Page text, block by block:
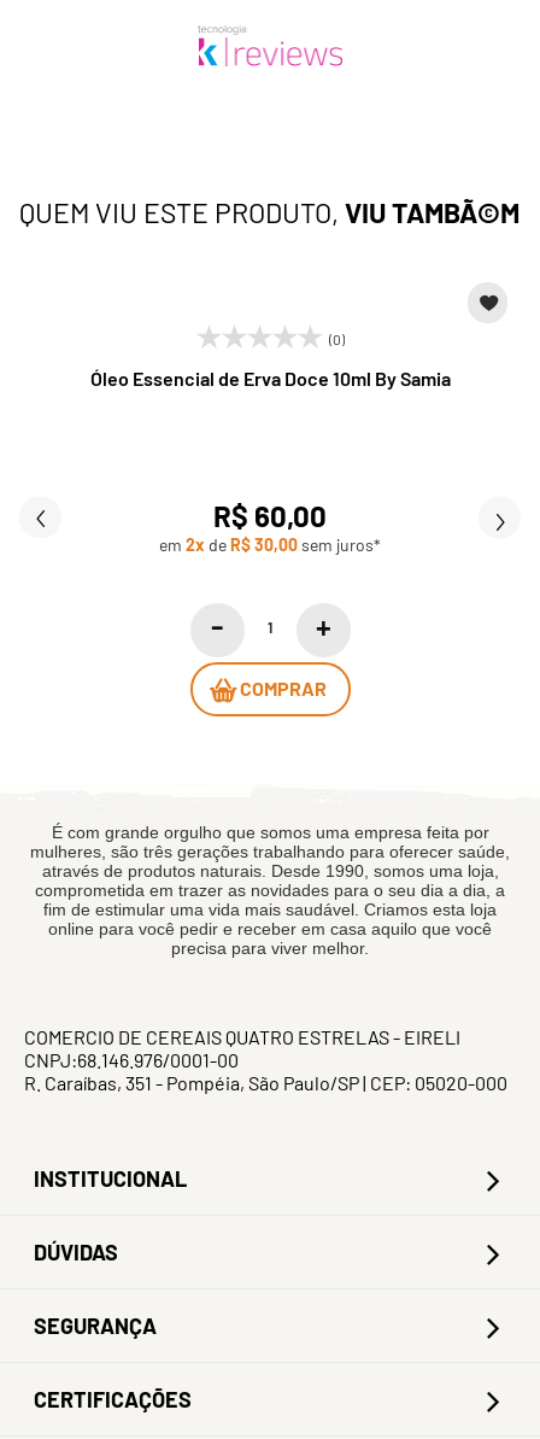
QUEM VIU ESTE PRODUTO, VIU TAMBÃ©M
(0)
Óleo Essencial de Erva Doce 10ml By Samia
R$ 60,00
em 2x deR$ 30,00sem juros*
COMPRAR
É com grande orgulho que somos uma empresa feita por
mulheres, são três gerações trabalhando para oferecer saúde,
através de produtos naturais. Desde 1990, somos uma loja,
comprometida em trazer as novidades para o seu dia a dia, a
fim de estimular uma vida mais saudável. Criamos esta loja
online para você pedir e receber em casa aquilo que você
precisa para viver melhor.
COMERCIO DE CEREAIS QUATRO ESTRELAS - EIRELI
CNPJ:68.146.976/0001-00
R. Caraíbas, 351 - Pompéia, São Paulo/SP | CEP: 05020-000
INSTITUCIONAL
DÚVIDAS
SEGURANÇA
CERTIFICAÇÕES